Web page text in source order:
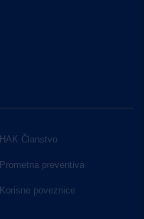
HAK Članstvo
Prometna preventiva
Korisne poveznice